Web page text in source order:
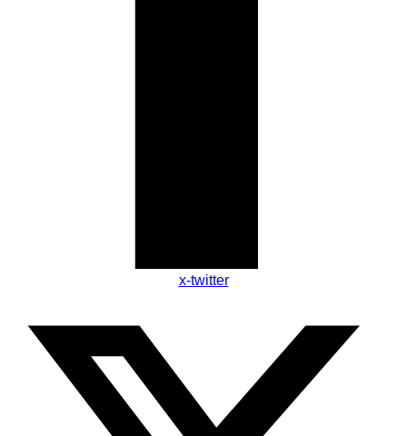
x-twitter